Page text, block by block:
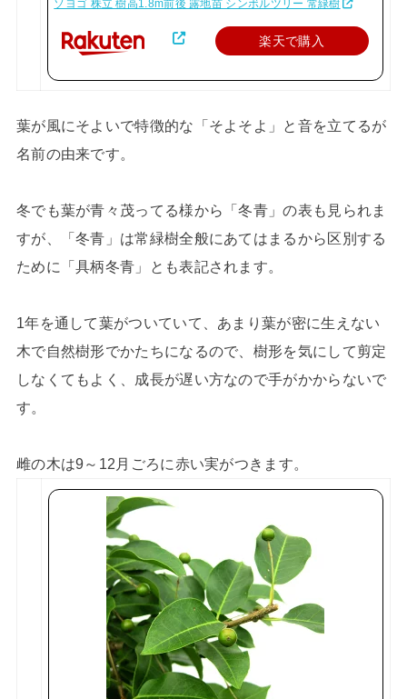
ソヨゴ 株立 樹高1.8m前後 露地苗 シンボルツリー 常緑樹
楽天で購入
葉が風にそよいで特徴的な「そよそよ」と音を立てるが
名前の由来です。
冬でも葉が青々茂ってる様から「冬青」の表も見られま
すが、「冬青」は常緑樹全般にあてはまるから区別する
ために「具柄冬青」とも表記されます。
1年を通して葉がついていて、あまり葉が密に生えない
木で自然樹形でかたちになるので、樹形を気にして剪定
しなくてもよく、成長が遅い方なので手がかからないで
す。
雌の木は9～12月ごろに赤い実がつきます。